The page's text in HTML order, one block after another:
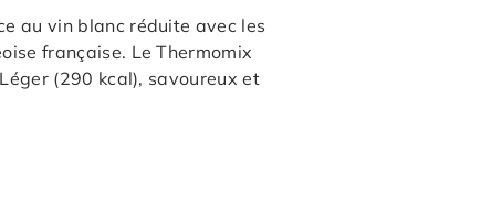
au vin blanc réduite avec les
française. Le Thermomix
(290 kcal), savoureux et